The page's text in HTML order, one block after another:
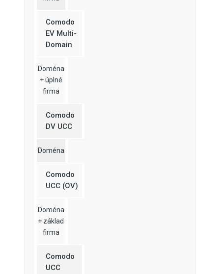
Comodo
EV Multi-
Domain
Doména
+ úplné
firma
Comodo
DV UCC
Doména
Comodo
UCC (OV)
Doména
+ základ
firma
Comodo
UCC